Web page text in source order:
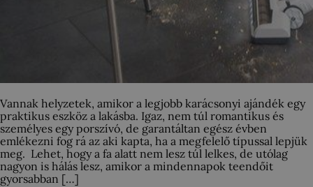
Vannak helyzetek, amikor a legjobb karácsonyi ajándék egy
praktikus eszköz a lakásba. Igaz, nem túl romantikus és
személyes egy porszívó, de garantáltan egész évben
emlékezni fog rá az aki kapta, ha a megfelelő típussal lepjük
meg. Lehet, hogy a fa alatt nem lesz túl lelkes, de utólag
nagyon is hálás lesz, amikor a mindennapok teendőit
gyorsabban […]